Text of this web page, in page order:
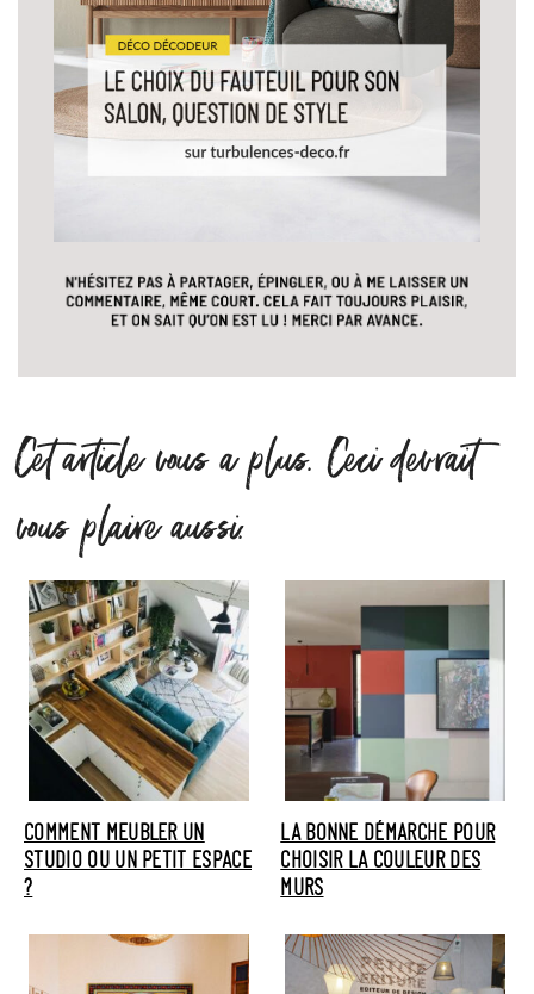
Cet article vous a plus. Ceci devrait
vous plaire aussi.
COMMENT MEUBLER UN
STUDIO OU UN PETIT ESPACE
?
LA BONNE DÉMARCHE POUR
CHOISIR LA COULEUR DES
MURS